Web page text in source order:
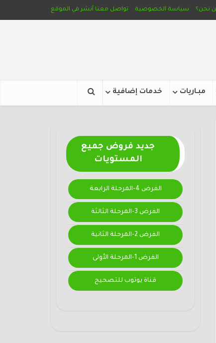
نحن؟ سياسة الخصوصية تواصل معنا أنشر في الموقع
مبـاريات خدمات إضافية
جديد فروض جميع
المستويات
الفرض 4-المرحلة الرابعة
الفرض 3-المرحلة الثالثة
الفرض 2-المرحلة الثانية
الفرض 1-المرحلة الأولى
قناة يوتوب للتصحيح